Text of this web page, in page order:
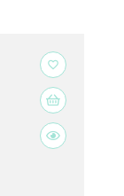
favorite_border